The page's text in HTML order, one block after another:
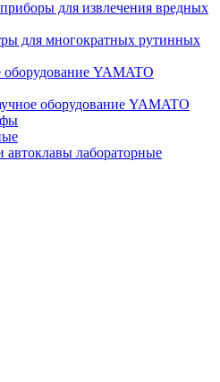
для извлечения вредных
для многократных рутинных
оборудование YAMATO
оборудование YAMATO
автоклавы лабораторные